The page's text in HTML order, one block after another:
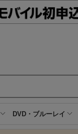
DVD・ブルーレイ